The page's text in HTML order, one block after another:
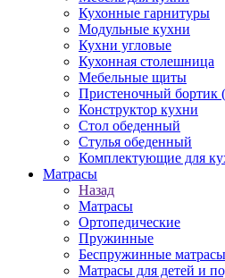
Кухонные гарнитуры
Модульные кухни
Кухни угловые
Кухонная столешница
Мебельные щиты
Пристеночный бортик
Конструктор кухни
Стол обеденный
Стулья обеденный
Комплектующие для
Матраcы
Назад
Матраcы
Ортопедические
Пружинные
Беспружинные матрасы
Матрасы для детей и